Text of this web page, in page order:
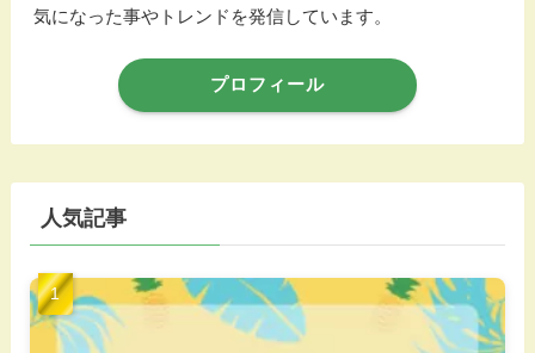
気になった事やトレンドを発信しています。
プロフィール
人気記事